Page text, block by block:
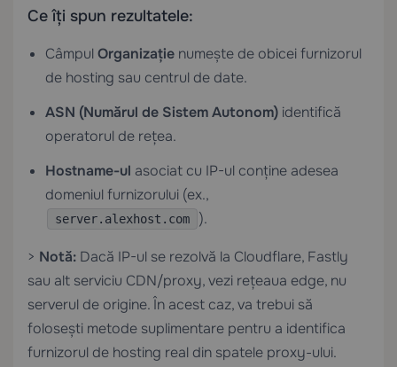
Ce îți spun rezultatele:
Câmpul Organizație numește de obicei furnizorul
de hosting sau centrul de date.
ASN (Numărul de Sistem Autonom) identifică
operatorul de rețea.
Hostname-ul asociat cu IP-ul conține adesea
domeniul furnizorului (ex.,
server.alexhost.com ).
> Notă: Dacă IP-ul se rezolvă la Cloudflare, Fastly
sau alt serviciu CDN/proxy, vezi rețeaua edge, nu
serverul de origine. În acest caz, va trebui să
folosești metode suplimentare pentru a identifica
furnizorul de hosting real din spatele proxy-ului.